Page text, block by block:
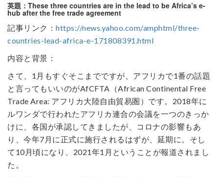
英題：These three countries are in the lead to be Africa’s e-
hub after the free trade agreement
記事リンク： https://news.yahoo.com/amphtml/three-
countries-lead-africa-e-171808391.html
内容と背景：
さて、1月もすぐそこまでですが、アフリカで1番の話題
と言ってもいいのがAfCFTA（African Continental Free
Trade Area: アフリカ大陸自由貿易圏）です。2018年に
ルワンダで行われたアフリカ連合の会議を一つのきっか
けに、各国が承認してきましたが、コロナの影響もあ
り、今年7月に正式に施行されるはずが、延期に。そし
て10月頃になり、2021年1月ということが報道されまし
た。